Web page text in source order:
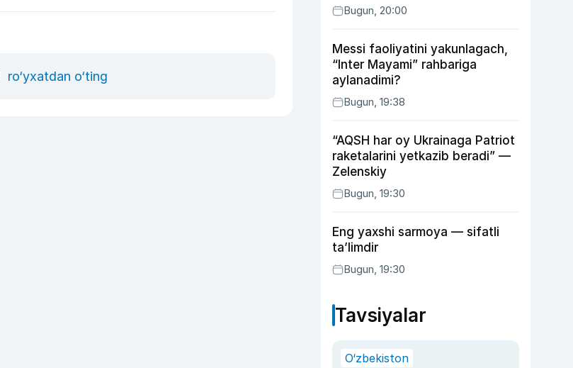
ro‘yxatdan o‘ting
Bugun, 20:00
Messi faoliyatini yakunlagach,
“Inter Mayami” rahbariga
aylanadimi?
Bugun, 19:38
“AQSH har oy Ukrainaga Patriot
raketalarini yetkazib beradi” —
Zelenskiy
Bugun, 19:30
Eng yaxshi sarmoya — sifatli
ta’limdir
Bugun, 19:30
Tavsiyalar
O‘zbekiston